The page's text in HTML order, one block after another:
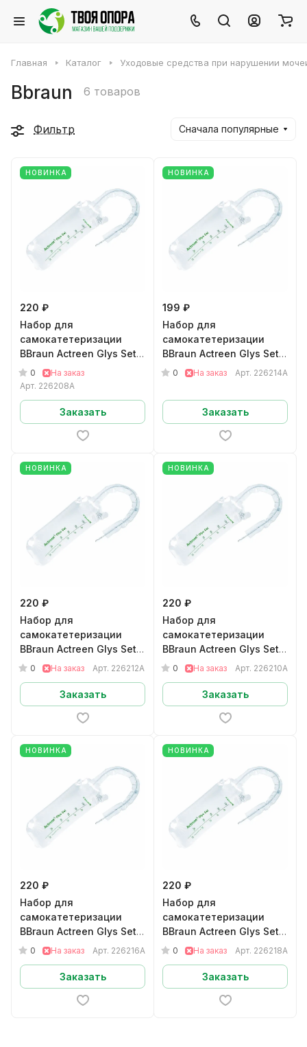
Главная Каталог Уходовые средства при нарушении
Вbraun 6 товаров
Фильтр Сначала популярные
НОВИНКА
220 ₽
Набор для
самокатетеризации
BBraun Actreen Glys Set
мужскойНелатон CH08
арт.226208A
0
На заказ
Арт. 226208A
Заказать
НОВИНКА
199 ₽
Набор для
самокатетеризации
BBraun Actreen Glys Set
мужскойНелатон CH14
0 На заказ Арт. 226214A
Заказать
НОВИНКА
220 ₽
Набор для
самокатетеризации
BBraun Actreen Glys Set
мужскойНелатон CH12
0 На заказ Арт. 226212A
Заказать
НОВИНКА
220 ₽
Набор для
самокатетеризации
BBraun Actreen Glys Set
мужскойНелатон CH10
0 На заказ Арт. 226210A
Заказать
НОВИНКА
220 ₽
Набор для
самокатетеризации
BBraun Actreen Glys Set
мужскойНелатон CH16
0 На заказ Арт. 226216A
Заказать
НОВИНКА
220 ₽
Набор для
самокатетеризации
BBraun Actreen Glys Set
мужскойНелатон CH18
0 На заказ Арт. 226218A
Заказать